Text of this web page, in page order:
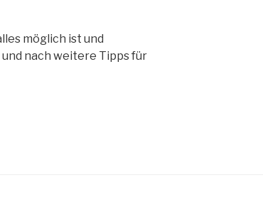
möglich ist und
nach weitere Tipps für